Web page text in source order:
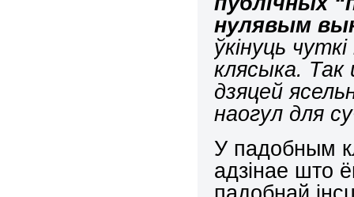
нулявым
ўкінуць
клясыка. Так
дзяцей
наогул для
У падобным
адзінае што